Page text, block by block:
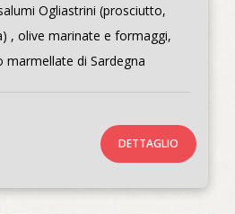
Ogliastrini (prosciutto,
, olive marinate e formaggi,
DETTAGLIO